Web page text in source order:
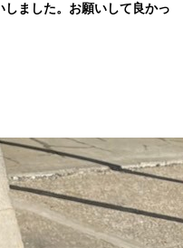
ました。お願いして良かっ